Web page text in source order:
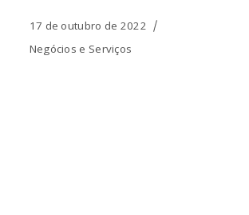
17 de outubro de 2022
Negócios e Serviços